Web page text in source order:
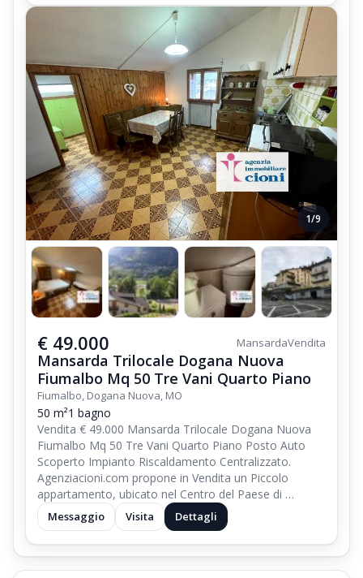
1/9
€ 49.000 MansardaVendita
Mansarda Trilocale Dogana Nuova
Fiumalbo Mq 50 Tre Vani Quarto Piano
Fiumalbo, Dogana Nuova, MO
50 m²1 bagno
Vendita € 49.000 Mansarda Trilocale Dogana Nuova
Fiumalbo Mq 50 Tre Vani Quarto Piano Posto Auto
Scoperto Impianto Riscaldamento Centralizzato.
Agenziacioni.com propone in Vendita un Piccolo
appartamento, ubicato nel Centro del Paese di …
Messaggio Visita Dettagli